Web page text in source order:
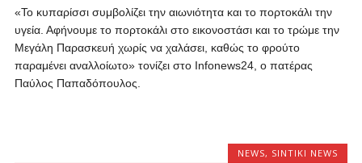
«Το κυπαρίσσι συμβολίζει την αιωνιότητα και το πορτοκάλι την
υγεία. Αφήνουμε το πορτοκάλι στο εικονοστάσι και το τρώμε την
Μεγάλη Παρασκευή χωρίς να χαλάσει, καθώς το φρούτο
παραμένει αναλλοίωτο» τονίζει στο Infonews24, ο πατέρας
Παύλος Παπαδόπουλος.
NEWS, SINTIKI NEWS